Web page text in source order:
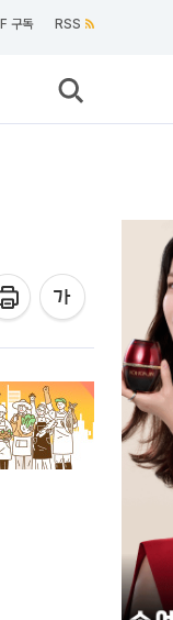
구독 RSS